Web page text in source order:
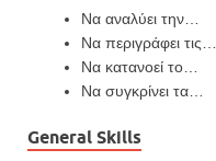
Να αναλύει την…
Να περιγράφει τις…
Να κατανοεί το…
Να συγκρίνει τα…
General Skills